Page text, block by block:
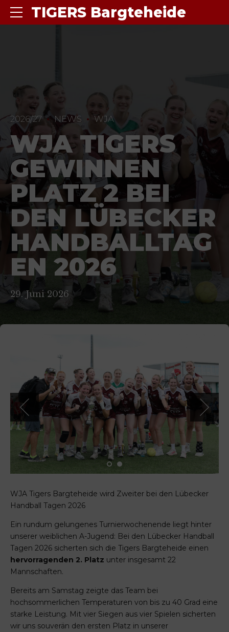
TIGERS Bargteheide
2026/27 NEWS WJA
WJA TIGERS
GEWINNEN
PLATZ 2 BEI
DEN LÜBECKER
HANDBALLTAG
EN 2026
29. Juni 2026
WJA Tigers Bargteheide wird Zweiter bei den Lübecker
Handball Tagen 2026
Ein rundum gelungenes Turnierwochenende liegt hinter
unserer weiblichen A-Jugend: Bei den Lübecker Handball
Tagen 2026 sicherten sich die Tigers Bargteheide einen
hervorragenden 2. Platz unter insgesamt 22
Mannschaften.
Bereits am Samstag zeigte das Team bei
hochsommerlichen Temperaturen von bis zu 40 Grad eine
starke Leistung. Mit vier Siegen aus vier Spielen sicherten
wir uns souverän den ersten Platz in unserer